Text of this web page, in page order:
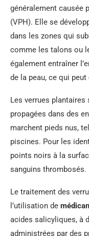
généralement causée
(VPH). Elle se
dans les zones qui
comme les talons ou
également entraîner
de la peau, ce qui
Les verrues plantaires
propagées dans des
marchent pieds nus,
piscines. Pour les
points noirs à la
sanguins thrombosés.
Le traitement des
l’utilisation de
acides salicyliques, à
administrées par des